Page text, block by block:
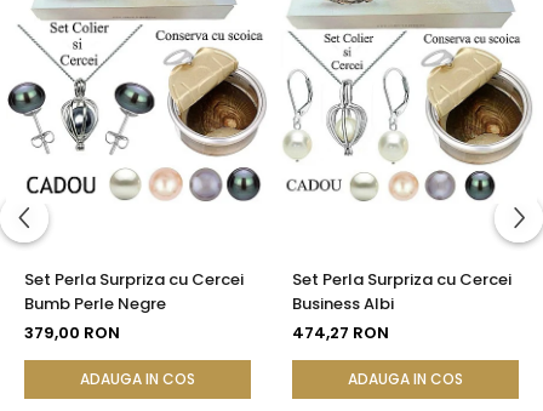
Set Perla Surpriza cu Cercei
Bumb Perle Negre
379,00 RON
ADAUGA IN COS
Set Perla Surpriza cu Cercei
Business Albi
474,27 RON
ADAUGA IN COS